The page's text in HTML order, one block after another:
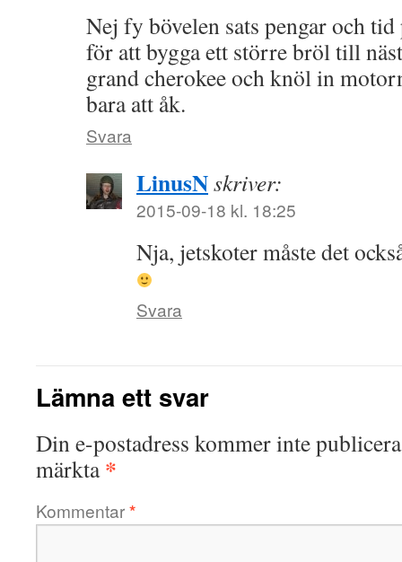
Nej fy bövelen sats pengar och
för att bygga ett större bröl till
grand cherokee och knöl in
bara att åk.
Svara
LinusNskriver:
2015-09-18 kl. 18:25
Nja, jetskoter måste det
Svara
Lämna ett svar
Din e-postadress kommer inte
märkta*
Kommentar*